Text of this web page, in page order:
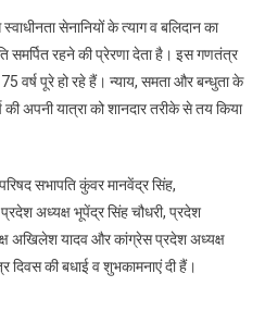
सेनानियों के त्याग व बलिदान का
समर्पित रहने की प्रेरणा देता है। इस गणतंत्र
वर्ष पूरे हो रहे हैं। न्याय, समता और बन्धुता के
अपनी यात्रा को शानदार तरीके से तय किया
सभापति कुंवर मानवेंद्र सिंह,
अध्यक्ष भूपेंद्र सिंह चौधरी, प्रदेश
अखिलेश यादव और कांग्रेस प्रदेश अध्यक्ष
दिवस की बधाई व शुभकामनाएं दी हैं।